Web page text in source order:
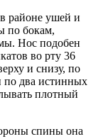
районе ушей и
по бокам,
Нос подобен
во рту 36
и снизу, по
по два истинных
плотный
спины она